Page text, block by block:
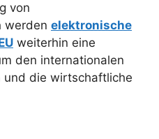
von
werden elektronische
weiterhin eine
den internationalen
und die wirtschaftliche